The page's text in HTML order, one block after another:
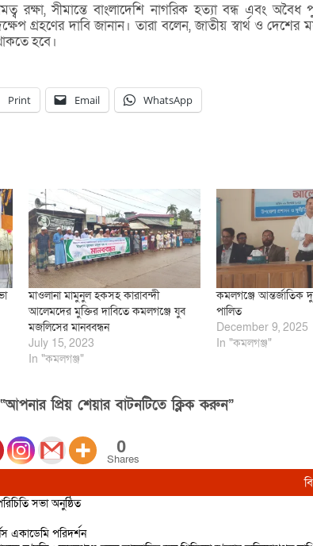
রক্ষা, সীমান্তে বাংলাদেশি নাগরিক হত্যা বন্ধ এবং অবৈধ
গ্রহণের দাবি জানান। তারা বলেন, জাতীয় স্বার্থ ও দেশের
হবে।
Print Email WhatsApp
মাওলানা মামুনুল হকসহ কারাবন্দী
আলেমদের মুক্তির দাবিতে কমলগঞ্জে যুব
মজলিসের মানববন্ধন
July 15, 2023
In "কমলগঞ্জ"
কমলগঞ্জে আন্তর্জাতিক
পালিত
December 9, 2025
In "কমলগঞ্জ"
প্রিয় শেয়ার বাটনটিতে ক্লিক করুন”
0
Shares
সভা অনুষ্ঠিত
একাডেমি পরিদর্শন